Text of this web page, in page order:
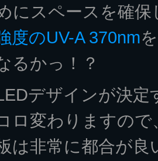
にスペースを確
度のUV-A 370nm
るかっ！？
デザインが決定
ロ変わりますの
は非常に都合が